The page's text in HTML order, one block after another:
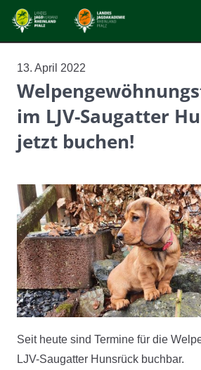
13. April 2022
im LJV-Saugatter
jetzt buchen!
Seit heute sind Termine für die
LJV-Saugatter Hunsrück buchbar.